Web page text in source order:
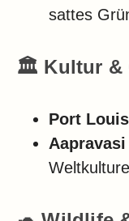
sattes
🏛️ Kultur &
Port Louis